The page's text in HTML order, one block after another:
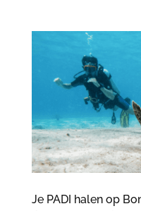
Je PADI halen op